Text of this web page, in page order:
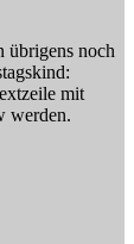
übrigens noch
mit
werden.